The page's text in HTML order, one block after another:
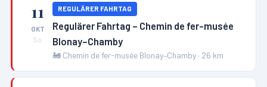
11
OKT
So
REGULÄRER FAHRTAG
Regulärer Fahrtag – Chemin de fer-musée
Blonay–Chamby
🚂 Chemin de fer-musée Blonay–Chamby · 26 km